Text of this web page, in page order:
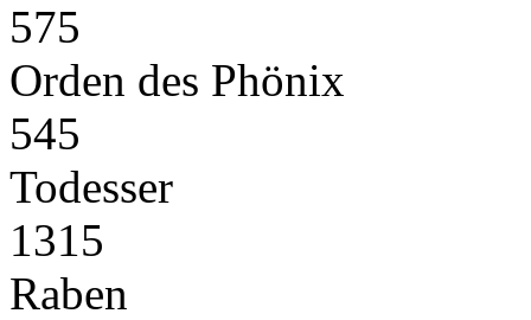
575
Orden des Phönix
545
Todesser
1315
Raben